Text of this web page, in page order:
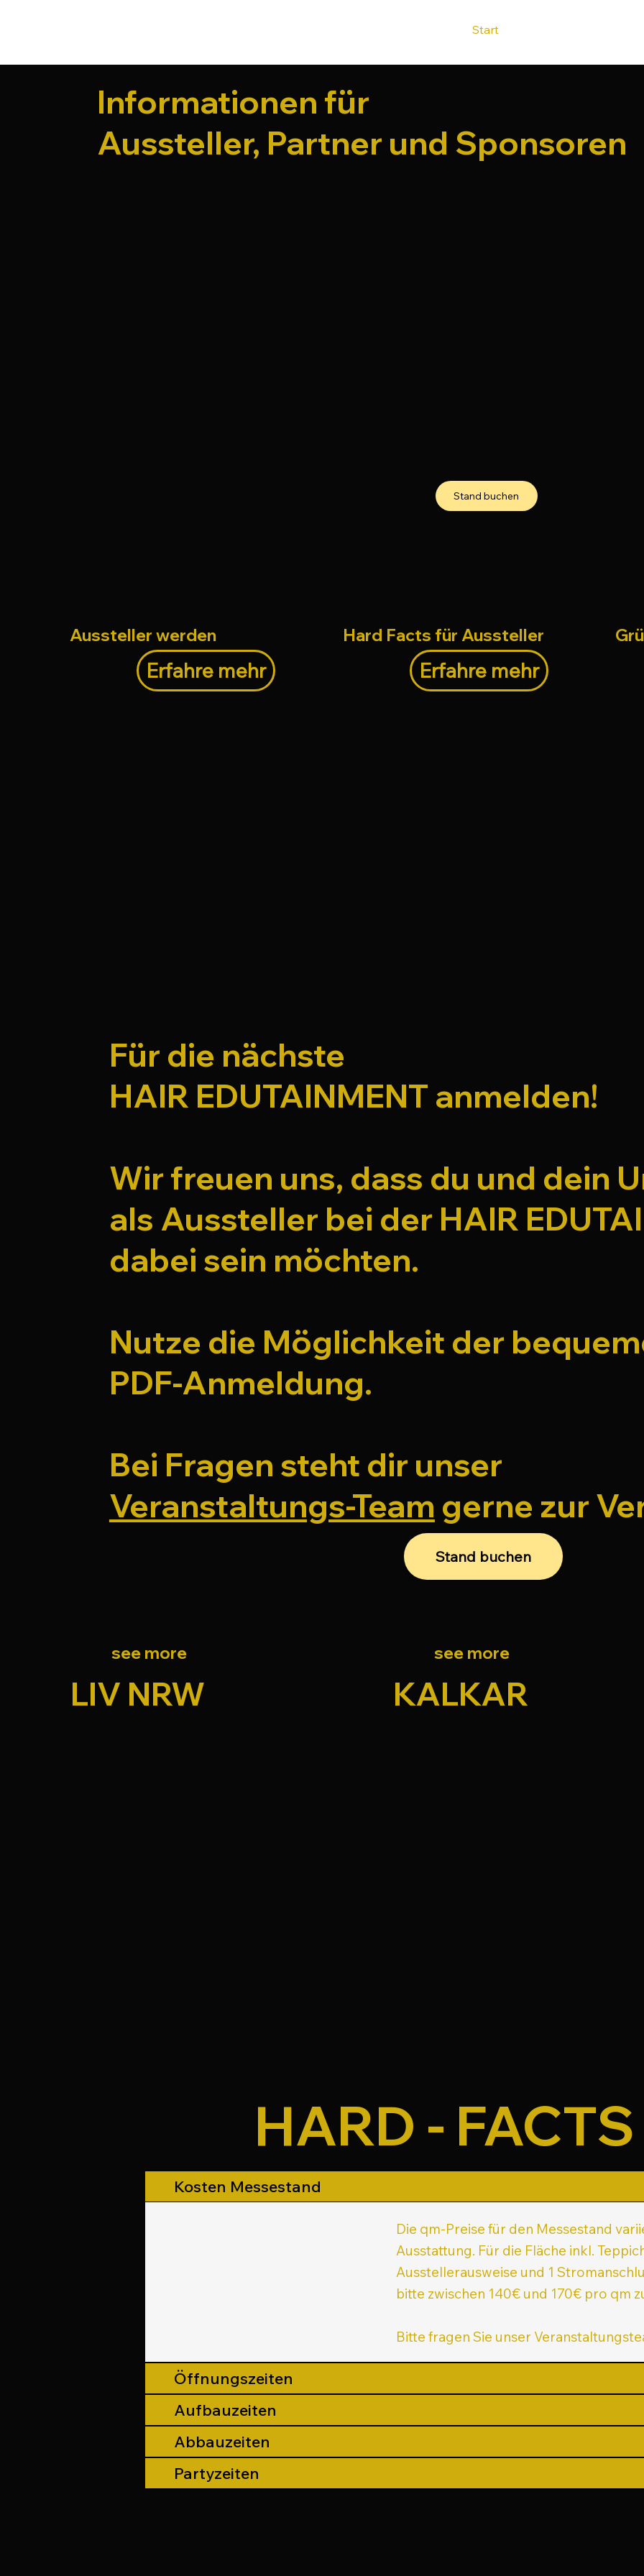
Start
Aussteller werden
Erfahre mehr
Hard Facts für Aussteller
Erfahre mehr
Informationen für
Aussteller, Partner und Sponsoren
Stand buchen
see more
LIV NRW KALKAR
see more
HARD - FACTS
Kosten Messestand
Die qm-Preise für den Messestand
Ausstattung. Für die Fläche inkl.
Ausstellerausweise und 1
bitte zwischen 140€ und 170€ pro qm
Bitte fragen Sie unser
Öffnungszeiten
Aufbauzeiten
Abbauzeiten
Partyzeiten
Für die nächste
HAIR EDUTAINMENT anmelden!
Wir freuen uns, dass du und dein
als Aussteller bei der HAIR
dabei sein möchten.
Nutze die Möglichkeit der
PDF-Anmeldung.
Bei Fragen steht dir unser
Veranstaltungs-Team gerne zur
Stand buchen